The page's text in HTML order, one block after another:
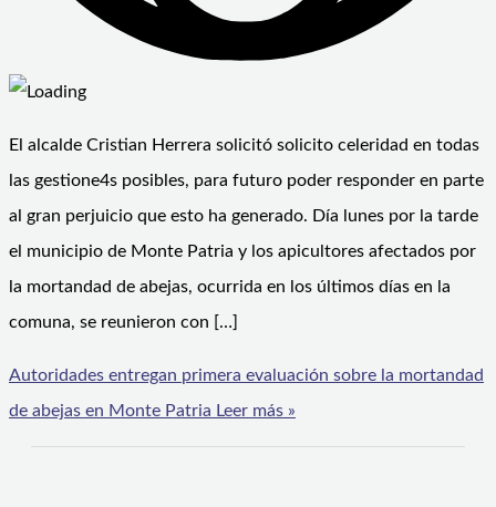
El alcalde Cristian Herrera solicitó solicito celeridad en todas
las gestione4s posibles, para futuro poder responder en parte
al gran perjuicio que esto ha generado. Día lunes por la tarde
el municipio de Monte Patria y los apicultores afectados por
la mortandad de abejas, ocurrida en los últimos días en la
comuna, se reunieron con […]
Autoridades entregan primera evaluación sobre la mortandad
de abejas en Monte Patria Leer más »